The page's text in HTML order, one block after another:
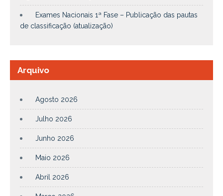
Exames Nacionais 1ª Fase – Publicação das pautas
de classificação (atualização)
Arquivo
Agosto 2026
Julho 2026
Junho 2026
Maio 2026
Abril 2026